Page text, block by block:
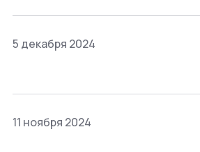
5 декабря 2024
11 ноября 2024